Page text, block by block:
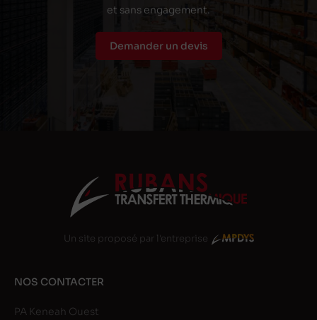
et sans engagement.
Demander un devis
Un site proposé par l'entreprise
NOS CONTACTER
PA Keneah Ouest